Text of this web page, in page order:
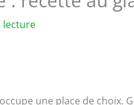
lecture
une place de choix.